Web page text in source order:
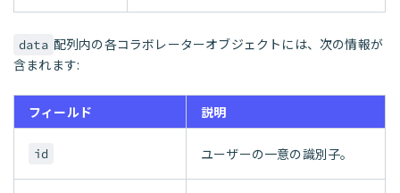
data 配列内の各コラボレーターオブジェクトには、次の情報が
含まれます:
フィールド 説明
id ユーザーの一意の識別子。